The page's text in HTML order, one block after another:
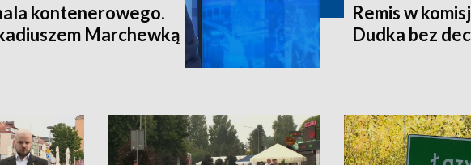
kontenerowego.
Marchewką
Remis w
Dudka bez